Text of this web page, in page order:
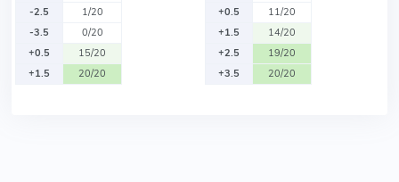
-2.5
1/20
-3.5
0/20
+0.5
15/20
+1.5
20/20
+0.5
11/20
+1.5
14/20
+2.5
19/20
+3.5
20/20